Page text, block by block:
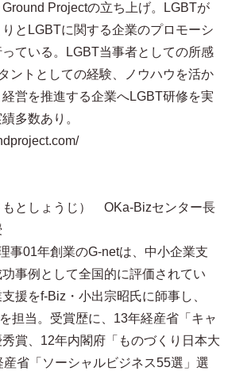
Projectの立ち上げ。LGBTが
とLGBTに関する企業のプロモーシ
ている。LGBT当事者としての所感
ントとしての経験、ノウハウを活か
営を推進する企業へLGBT研修を実
多数あり。
としょうじ） OKa-Bizセンター長
事01年創業のG-netは、中小企業支
事例として全国的に評価されてい
援をf-Biz・小出宗昭氏に師事し、
担当。受賞歴に、13年経産省「キャ
賞、12年内閣府「ものづくり日本大
省「ソーシャルビジネス55選」選